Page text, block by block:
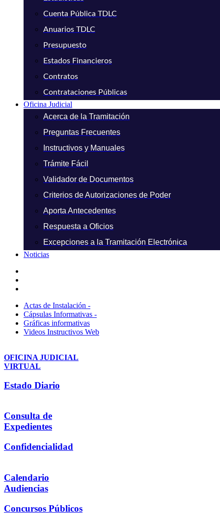
Cuenta Pública TDLC
Anuarios TDLC
Presupuesto
Estados Financieros
Contratos
Contrataciones Públicas
Oficina Judicial
Acerca de la Tramitación
Preguntas Frecuentes
Instructivos y Manuales
Trámite Fácil
Validador de Documentos
Criterios de Autorizaciones de Poder
Aporta Antecedentes
Respuesta a Oficios
Excepciones a la Tramitación Electrónica
Noticias
Actas de Instalación -
Cápsulas Informativas -
Gráficas informativas
Videos Instructivos Web
OFICINA JUDICIAL
VIRTUAL
Estado Diario
Consulta de
Expedientes
Confidencialidad
Calendario
Audiencias
Concursos Públicos